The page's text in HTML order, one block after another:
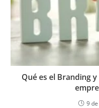
Qué es el Branding
9